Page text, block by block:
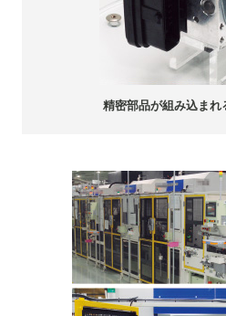
精密部品が組み込まれ